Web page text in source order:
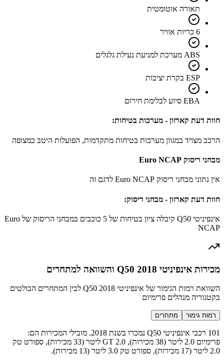
תאורה אוטומטית
6 כריות אוויר
ABS מערכת למניעת נעילת גלגלים
ESP בקרת יציבות
EBA סיוע לבלימת חירום
חוות דעת קארזון - מערכות בטיחות:
הרכב מצויד במגוון מערכות בטיחות מתקדמות, הפועלות היטב כמצופה
מבחני ריסוק Euro NCAP
אין נתוני מבחני ריסוק Euro NCAP לדגם זה
חוות דעת קארזון - מבחני ריסוק:
אינפיניטי Q50 קיבלה ציון בטיחות של 5 כוכבים במבחני הריסוק של Euro
NCAP
מכירות אינפיניטי Q50 2018 והשוואה למתחרים
השוואת רמות הגימור של אינפיניטי Q50 2018 לבין המתחרים הבולטים
בקטגוריה מנהלים פרימיום
רמות גימור מתחרים
101 רכבי אינפיניטי Q50 נמכרו בשנת 2018. מובילי המכירות הם:
פרימיום 2.0 ליטר (38 מכירות), GT 2.0 ליטר (33 מכירות), ספורט טק
2.0 ליטר (17 מכירות), ספורט טק 3.0 ליטר (13 מכירות).